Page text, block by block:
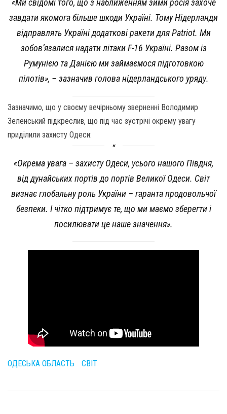
«Ми свідомі того, що з наближенням зими росія захоче
завдати якомога більше шкоди Україні. Тому Нідерланди
відправлять Україні додаткові ракети для Patriot. Ми
зобов’язалися надати літаки F-16 Україні. Разом із
Румунією та Данією ми займаємося підготовкою
пілотів», – зазначив голова нідерландського уряду.
Зазначимо, що у своєму вечірньому зверненні Володимир
Зеленський підкреслив, що під час зустрічі окрему увагу
приділили захисту Одеси:
«Окрема увага – захисту Одеси, усього нашого Півдня,
від дунайських портів до портів Великої Одеси. Світ
визнає глобальну роль України – гаранта продовольчої
безпеки. І чітко підтримує те, що ми маємо зберегти і
посилювати це наше значення».
ОДЕСЬКА ОБЛАСТЬ СВІТ